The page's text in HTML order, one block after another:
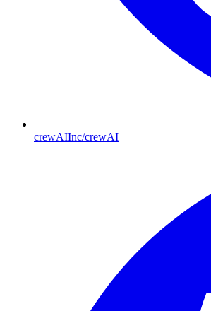
crewAIInc/crewAI